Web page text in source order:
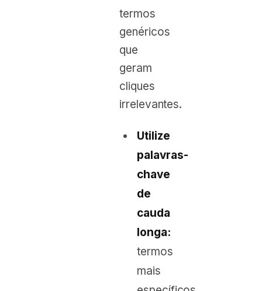
termos
genéricos
que
geram
cliques
irrelevantes.
Utilize
palavras-
chave
de
cauda
longa:
termos
mais